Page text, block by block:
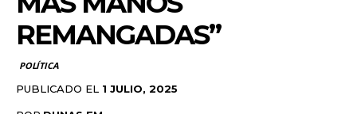
REMANGADAS”
POLÍTICA
PUBLICADO EL 1 JULIO, 2025